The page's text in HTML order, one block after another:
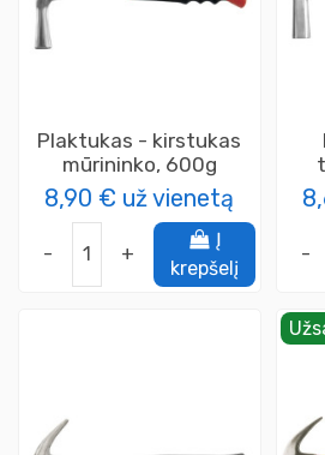
Plaktukas - kirstukas
mūrininko, 600g
8,90 € už vienetą
- +
Į
krepšelį
-